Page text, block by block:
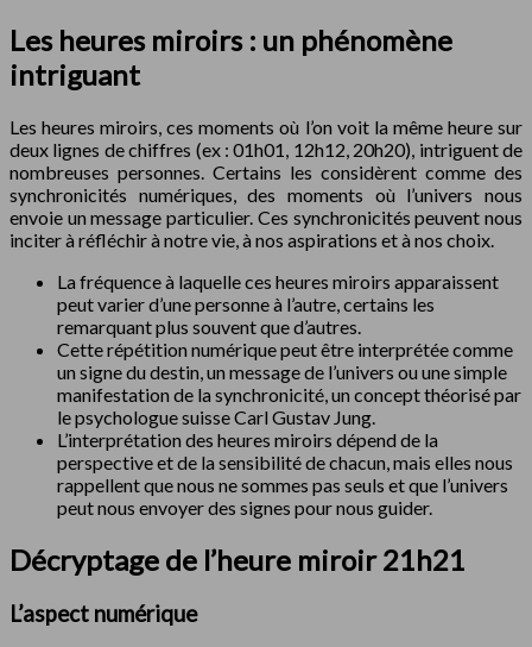
Les heures miroirs : un phénomène
intriguant
Les heures miroirs, ces moments où l’on voit la même heure sur
deux lignes de chiffres (ex : 01h01, 12h12, 20h20), intriguent de
nombreuses personnes. Certains les considèrent comme des
synchronicités numériques, des moments où l’univers nous
envoie un message particulier. Ces synchronicités peuvent nous
inciter à réfléchir à notre vie, à nos aspirations et à nos choix.
La fréquence à laquelle ces heures miroirs apparaissent
peut varier d’une personne à l’autre, certains les
remarquant plus souvent que d’autres.
Cette répétition numérique peut être interprétée comme
un signe du destin, un message de l’univers ou une simple
manifestation de la synchronicité, un concept théorisé par
le psychologue suisse Carl Gustav Jung.
L’interprétation des heures miroirs dépend de la
perspective et de la sensibilité de chacun, mais elles nous
rappellent que nous ne sommes pas seuls et que l’univers
peut nous envoyer des signes pour nous guider.
Décryptage de l’heure miroir 21h21
L’aspect numérique